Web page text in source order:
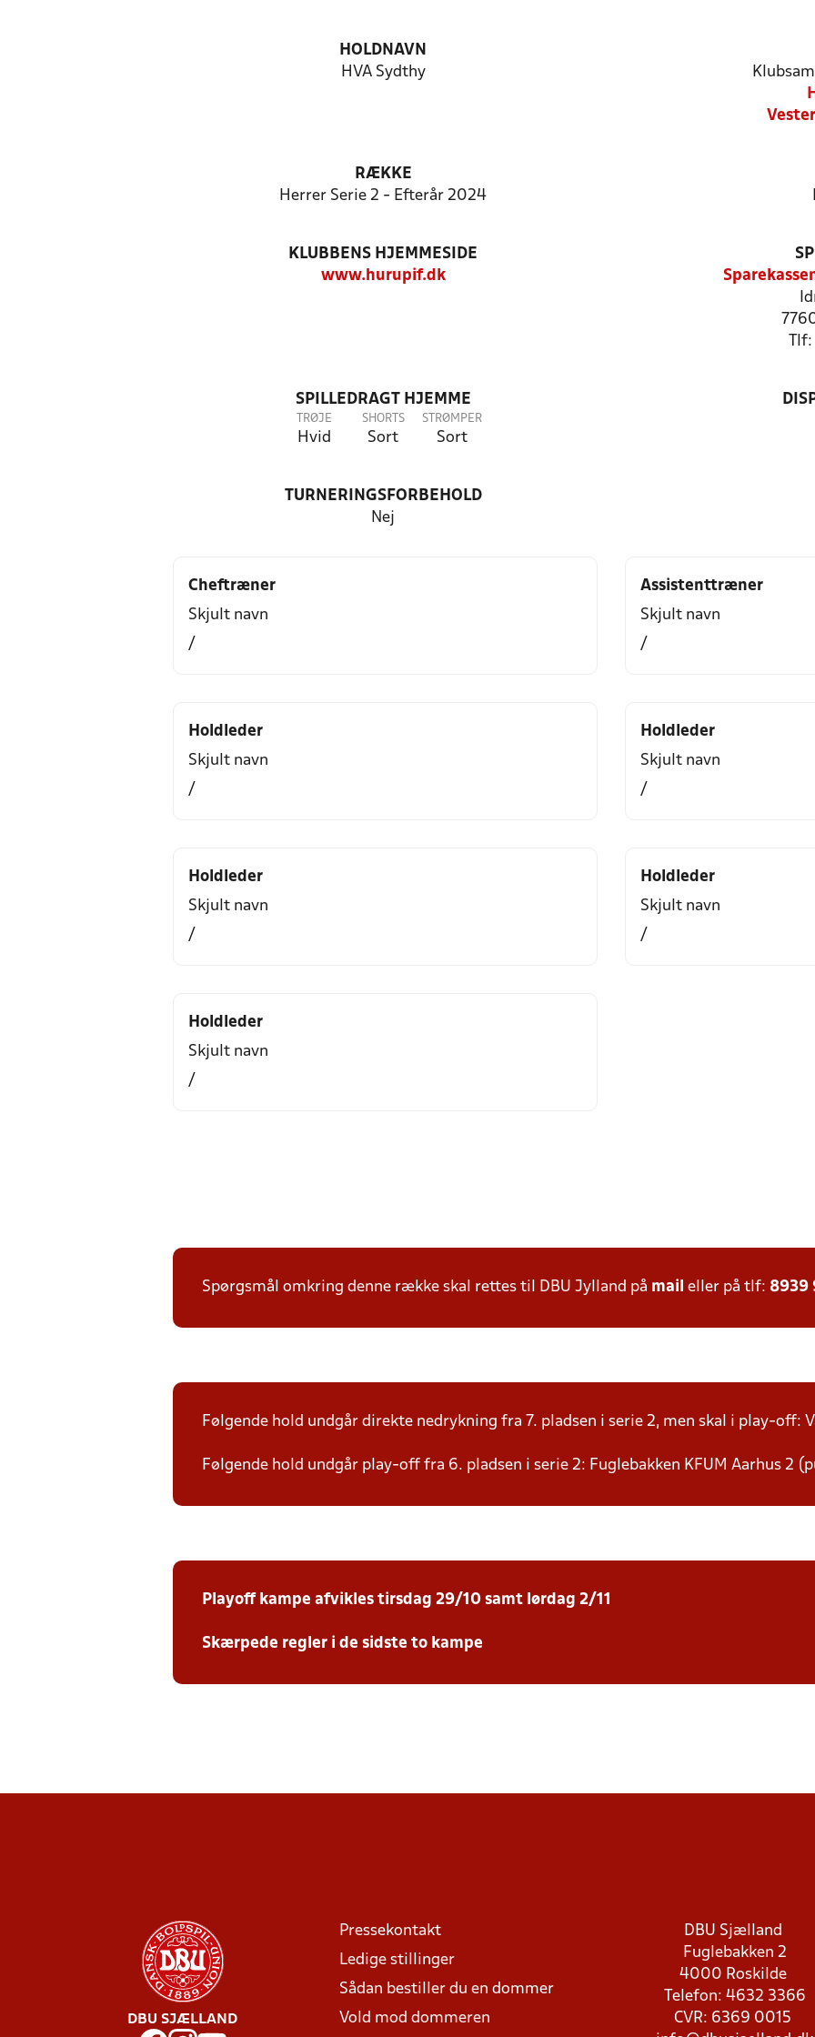
HOLDNAVN
HVA Sydthy
RÆKKE
Herrer Serie 2 - Efterår 2024
KLUBBENS HJEMMESIDE
www.hurupif.dk
SPILLEDRAGT HJEMME
TRØJE
Hvid
SHORTS
Sort
STRØMPER
Sort
TURNERINGSFORBEHOLD
Nej
Cheftræner
Skjult navn
/
Assistenttræner
Skjult navn
/
Holdleder
Skjult navn
/
Holdleder
Skjult navn
/
Holdleder
Skjult navn
/
Holdleder
Skjult navn
/
Holdleder
Skjult navn
/
Spørgsmål omkring denne række skal rettes til DBU Jylland på mail eller på tlf: 8939
Følgende hold undgår direkte nedrykning fra 7. pladsen i serie 2, men skal i play-off:
Følgende hold undgår play-off fra 6. pladsen i serie 2: Fuglebakken KFUM Aarhus 2
Playoff kampe afvikles tirsdag 29/10 samt lørdag 2/11
Skærpede regler i de sidste to kampe
DBU SJÆLLAND
Pressekontakt
Ledige stillinger
Sådan bestiller du en dommer
Vold mod dommeren
DBU Sjælland
Fuglebakken 2
4000 Roskilde
Telefon: 4632 3366
CVR: 6369 0015